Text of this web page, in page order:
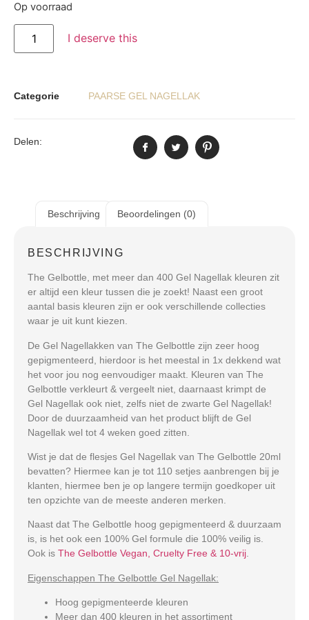
Op voorraad
I deserve this
Categorie PAARSE GEL NAGELLAK
Delen:
Beschrijving Beoordelingen (0)
BESCHRIJVING
The Gelbottle, met meer dan 400 Gel Nagellak kleuren zit
er altijd een kleur tussen die je zoekt! Naast een groot
aantal basis kleuren zijn er ook verschillende collecties
waar je uit kunt kiezen.
De Gel Nagellakken van The Gelbottle zijn zeer hoog
gepigmenteerd, hierdoor is het meestal in 1x dekkend wat
het voor jou nog eenvoudiger maakt. Kleuren van The
Gelbottle verkleurt & vergeelt niet, daarnaast krimpt de
Gel Nagellak ook niet, zelfs niet de zwarte Gel Nagellak!
Door de duurzaamheid van het product blijft de Gel
Nagellak wel tot 4 weken goed zitten.
Wist je dat de flesjes Gel Nagellak van The Gelbottle 20ml
bevatten? Hiermee kan je tot 110 setjes aanbrengen bij je
klanten, hiermee ben je op langere termijn goedkoper uit
ten opzichte van de meeste anderen merken.
Naast dat The Gelbottle hoog gepigmenteerd & duurzaam
is, is het ook een 100% Gel formule die 100% veilig is.
Ook is The Gelbottle Vegan, Cruelty Free & 10-vrij.
Eigenschappen The Gelbottle Gel Nagellak:
Hoog gepigmenteerde kleuren
Meer dan 400 kleuren in het assortiment